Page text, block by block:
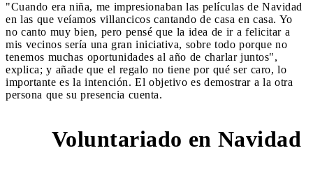
"Cuando era niña, me impresionaban las películas de Navidad
en las que veíamos villancicos cantando de casa en casa. Yo
no canto muy bien, pero pensé que la idea de ir a felicitar a
mis vecinos sería una gran iniciativa, sobre todo porque no
tenemos muchas oportunidades al año de charlar juntos",
explica; y añade que el regalo no tiene por qué ser caro, lo
importante es la intención. El objetivo es demostrar a la otra
persona que su presencia cuenta.
Voluntariado en Navidad